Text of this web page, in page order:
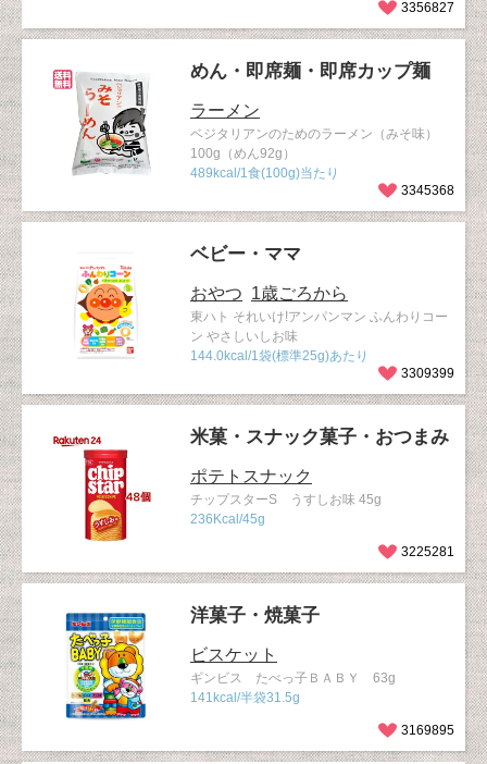
3356827
めん・即席麺・即席カップ麺
ラーメン
ベジタリアンのためのラーメン（みそ味）
100g（めん92g）
489kcal/1食(100g)当たり
3345368
ベビー・ママ
おやつ 1歳ごろから
東ハト それいけ!アンパンマン ふんわりコー
ン やさしいしお味
144.0kcal/1袋(標準25g)あたり
3309399
米菓・スナック菓子・おつまみ
ポテトスナック
チップスターS うすしお味 45g
236Kcal/45g
3225281
洋菓子・焼菓子
ビスケット
ギンビス たべっ子ＢＡＢＹ 63g
141kcal/半袋31.5g
3169895